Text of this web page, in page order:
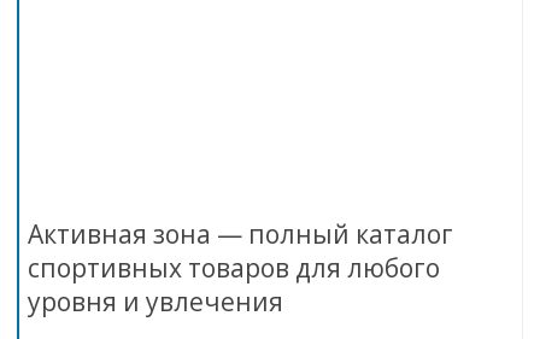
Активная зона — полный каталог
спортивных товаров для любого
уровня и увлечения